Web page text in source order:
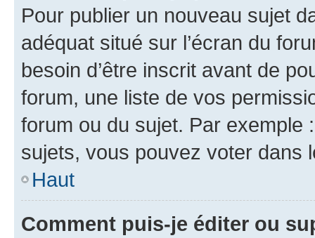
Pour publier un nouveau sujet
adéquat situé sur l’écran du
besoin d’être inscrit avant de
forum, une liste de vos
forum ou du sujet. Par exemple
sujets, vous pouvez voter dans
Haut
Comment puis-je éditer ou